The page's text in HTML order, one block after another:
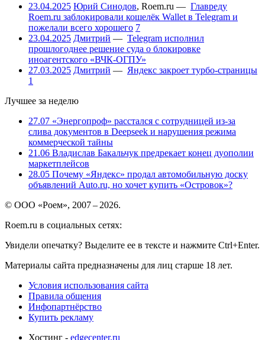
23.04.2025 Юрий Синодов, Roem.ru — Главреду
Roem.ru заблокировали кошелёк Wallet в Telegram и
пожелали всего хорошего 7
23.04.2025 Дмитрий — Telegram исполнил
прошлогоднее решение суда о блокировке
иноагентского «ВЧК-ОГПУ»
27.03.2025 Дмитрий — Яндекс закроет турбо-страницы
1
Лучшее за неделю
27.07 «Энергопроф» расстался с сотрудницей из-за
слива документов в Deepseek и нарушения режима
коммерческой тайны
21.06 Владислав Бакальчук предрекает конец дуополии
маркетплейсов
28.05 Почему «Яндекс» продал автомобильную доску
объявлений Auto.ru, но хочет купить «Островок»?
© ООО «Роем», 2007 – 2026.
Roem.ru в социальных сетях:
Увидели опечатку? Выделите ее в тексте и нажмите Ctrl+Enter.
Материалы сайта предназначены для лиц старше 18 лет.
Условия использования сайта
Правила общения
Инфопартнёрство
Купить рекламу
Хостинг - edgecenter.ru